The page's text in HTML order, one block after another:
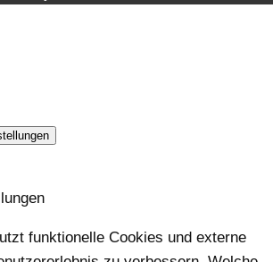
funktionelle Cookies und externe